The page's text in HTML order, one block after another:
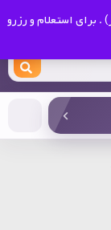
. برای استعلام و رزرو